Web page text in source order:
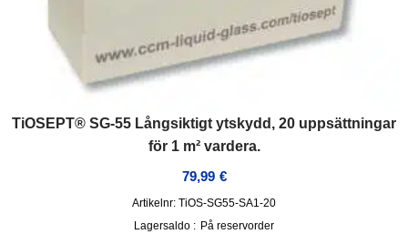
TiOSEPT® SG-55 Långsiktigt ytskydd, 20 uppsättningar
för 1 m² vardera.
79,99 €
Artikelnr: TiOS-SG55-SA1-20
Lagersaldo : På reservorder